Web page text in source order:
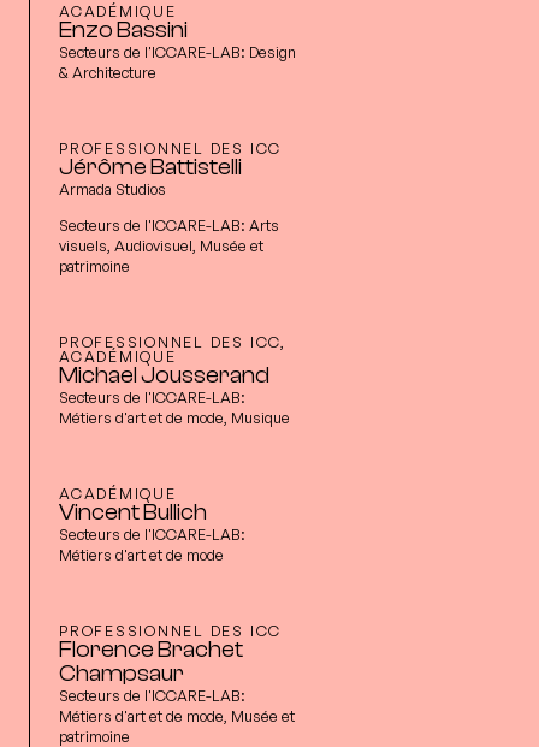
ACADÉMIQUE
Enzo Bassini
Secteurs de l'ICCARE-LAB: Design
& Architecture
PROFESSIONNEL DES ICC
Jérôme Battistelli
Armada Studios
Secteurs de l'ICCARE-LAB: Arts
visuels, Audiovisuel, Musée et
patrimoine
PROFESSIONNEL DES ICC,
ACADÉMIQUE
Michael Jousserand
Secteurs de l'ICCARE-LAB:
Métiers d'art et de mode, Musique
ACADÉMIQUE
Vincent Bullich
Secteurs de l'ICCARE-LAB:
Métiers d'art et de mode
PROFESSIONNEL DES ICC
Florence Brachet
Champsaur
Secteurs de l'ICCARE-LAB:
Métiers d'art et de mode, Musée et
patrimoine